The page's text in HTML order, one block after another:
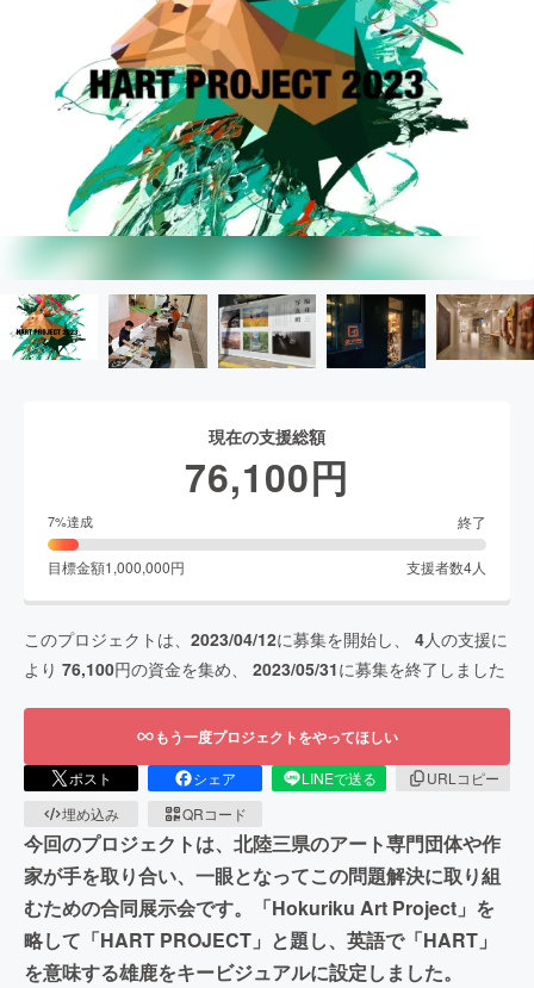
現在の支援総額
76,100円
7%達成 終了
目標金額1,000,000円 支援者数4人
このプロジェクトは、 2023/04/12に募集を開始し、 4人の支援に
より 76,100円の資金を集め、 2023/05/31に募集を終了しました
もう一度プロジェクトをやってほしい
ポスト シェア LINEで送る
URLコピー
埋め込み
QRコード
今回のプロジェクトは、北陸三県のアート専門団体や作
家が手を取り合い、一眼となってこの問題解決に取り組
むための合同展示会です。「Hokuriku Art Project」を
略して「HART PROJECT」と題し、英語で「HART」
を意味する雄鹿をキービジュアルに設定しました。